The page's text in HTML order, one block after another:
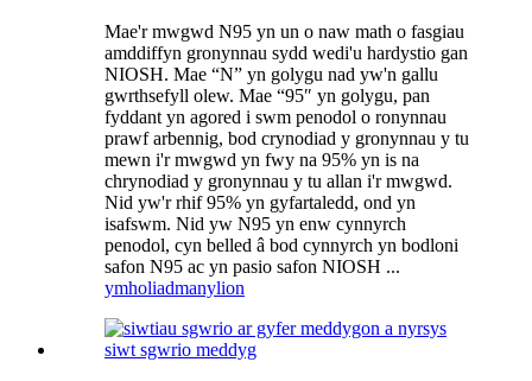
Mae'r mwgwd N95 yn un o naw math o fasgiau
amddiffyn gronynnau sydd wedi'u hardystio gan
NIOSH. Mae “N” yn golygu nad yw'n gallu
gwrthsefyll olew. Mae “95″ yn golygu, pan
fyddant yn agored i swm penodol o ronynnau
prawf arbennig, bod crynodiad y gronynnau y tu
mewn i'r mwgwd yn fwy na 95% yn is na
chrynodiad y gronynnau y tu allan i'r mwgwd.
Nid yw'r rhif 95% yn gyfartaledd, ond yn
isafswm. Nid yw N95 yn enw cynnyrch
penodol, cyn belled â bod cynnyrch yn bodloni
safon N95 ac yn pasio safon NIOSH ...
ymholiadmanylion